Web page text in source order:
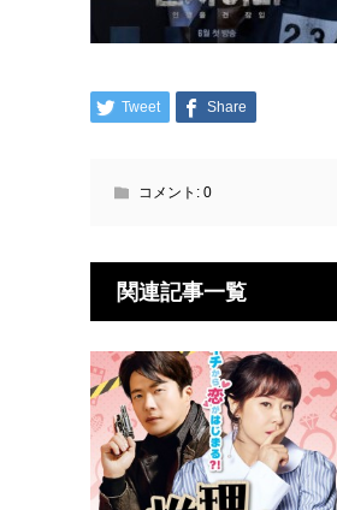
Tweet Share
コメント: 0
関連記事一覧